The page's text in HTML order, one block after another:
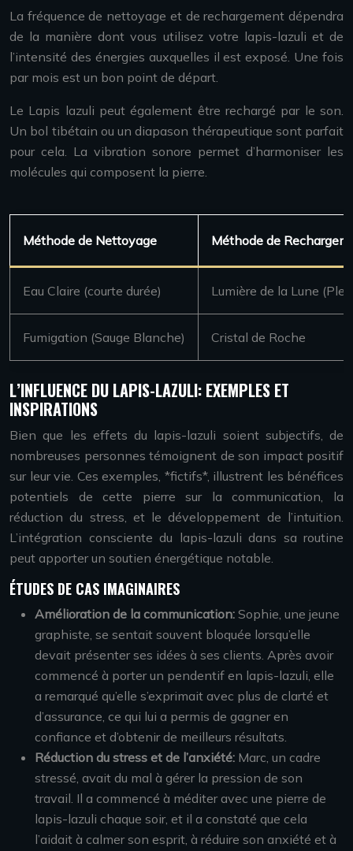
La fréquence de nettoyage et de rechargement dépendra
de la manière dont vous utilisez votre lapis-lazuli et de
l’intensité des énergies auxquelles il est exposé. Une fois
par mois est un bon point de départ.
Le Lapis lazuli peut également être rechargé par le son.
Un bol tibétain ou un diapason thérapeutique sont parfait
pour cela. La vibration sonore permet d’harmoniser les
molécules qui composent la pierre.
Méthode de Nettoyage Méthode de
Eau Claire (courte durée) Lumière de la Lune
Fumigation (Sauge Blanche) Cristal de Roche
L’INFLUENCE DU LAPIS-LAZULI: EXEMPLES ET
INSPIRATIONS
Bien que les effets du lapis-lazuli soient subjectifs, de
nombreuses personnes témoignent de son impact positif
sur leur vie. Ces exemples, *fictifs*, illustrent les bénéfices
potentiels de cette pierre sur la communication, la
réduction du stress, et le développement de l’intuition.
L’intégration consciente du lapis-lazuli dans sa routine
peut apporter un soutien énergétique notable.
ÉTUDES DE CAS IMAGINAIRES
Amélioration de la communication: Sophie, une jeune
graphiste, se sentait souvent bloquée lorsqu’elle
devait présenter ses idées à ses clients. Après avoir
commencé à porter un pendentif en lapis-lazuli, elle
a remarqué qu’elle s’exprimait avec plus de clarté et
d’assurance, ce qui lui a permis de gagner en
confiance et d’obtenir de meilleurs résultats.
Réduction du stress et de l’anxiété: Marc, un cadre
stressé, avait du mal à gérer la pression de son
travail. Il a commencé à méditer avec une pierre de
lapis-lazuli chaque soir, et il a constaté que cela
l’aidait à calmer son esprit, à réduire son anxiété et à